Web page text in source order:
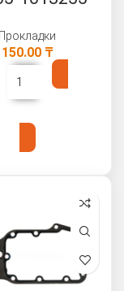
Прокладки
150.00 ₸